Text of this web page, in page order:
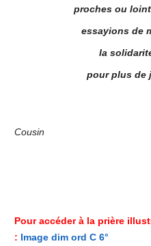
proches ou
essayions de
la
pour plus de
Cousin
Pour accéder à la prière
: Image dim ord C 6°